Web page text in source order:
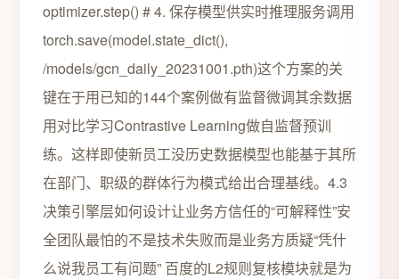
optimizer.step() # 4. 保存模型供实时推理服务调用
torch.save(model.state_dict(),
/models/gcn_daily_20231001.pth)这个方案的关
键在于用已知的144个案例做有监督微调其余数据
用对比学习Contrastive Learning做自监督预训
练。这样即使新员工没历史数据模型也能基于其所
在部门、职级的群体行为模式给出合理基线。4.3
决策引擎层如何设计让业务方信任的“可解释性”安
全团队最怕的不是技术失败而是业务方质疑“凭什
么说我员工有问题” 百度的L2规则复核模块就是为